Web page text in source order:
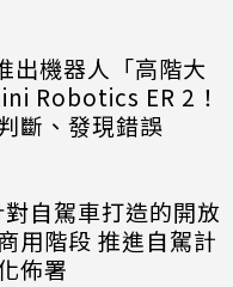
出機器人「高階大
Robotics ER 2！
斷、發現錯誤
自駕車打造的開放
用階段 推進自駕計
佈署